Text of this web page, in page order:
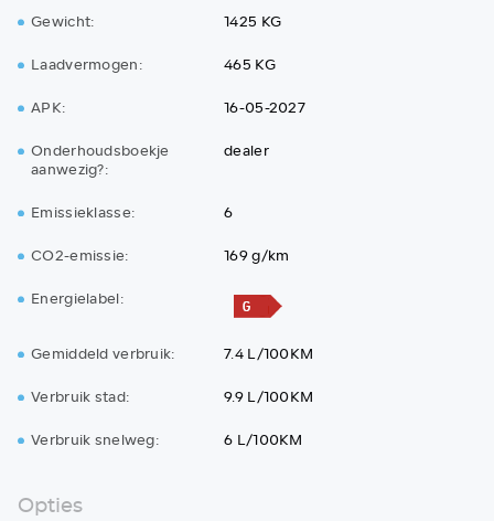
Gewicht:
1425 KG
Laadvermogen:
465 KG
APK:
16-05-2027
Onderhoudsboekje
aanwezig?:
dealer
Emissieklasse:
6
CO2-emissie:
169 g/km
Energielabel:
Gemiddeld verbruik:
7.4 L/100KM
Verbruik stad:
9.9 L/100KM
Verbruik snelweg:
6 L/100KM
Opties